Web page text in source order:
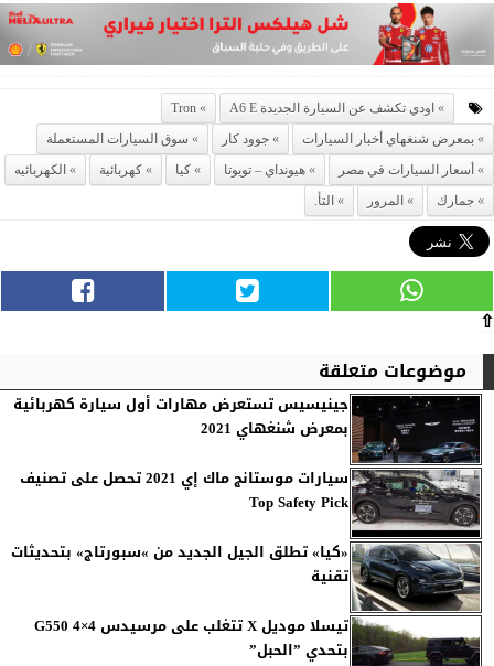
اودي تكشف عن السيارة الجديدة A6 E
Tron
بمعرض شنغهاي أخبار السيارات
جوود كار
سوق السيارات المستعملة
أسعار السيارات في مصر
هيونداي – تويوتا كيا كهربائية
الكهربائيه
جمارك
المرور التأ.
⇧
موضوعات متعلقة
جينيسيس تستعرض مهارات أول سيارة كهربائية
بمعرض شنغهاي 2021
سيارات موستانج ماك إي 2021 تحصل على تصنيف
Top Safety Pick
«كيا» تطلق الجيل الجديد من »سبورتاج» بتحديثات
تقنية
تيسلا موديل X تتغلب على مرسيدس G550 4×4
بتحدي ”الحبل”